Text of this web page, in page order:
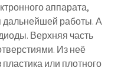
аппарата,
дальнейшей работы. А
Верхняя часть
Из неё
пластика или плотного